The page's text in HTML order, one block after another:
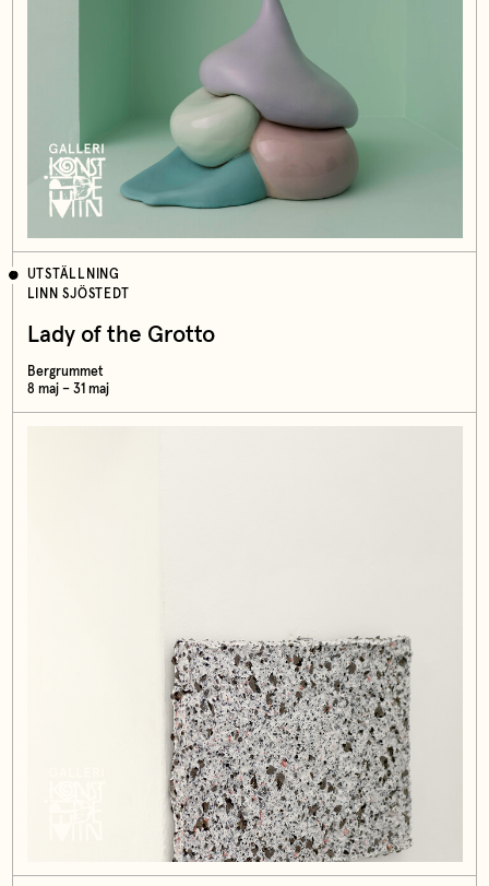
UTSTÄLLNING
LINN SJÖSTEDT
Lady of the Grotto
Bergrummet
8 maj – 31 maj